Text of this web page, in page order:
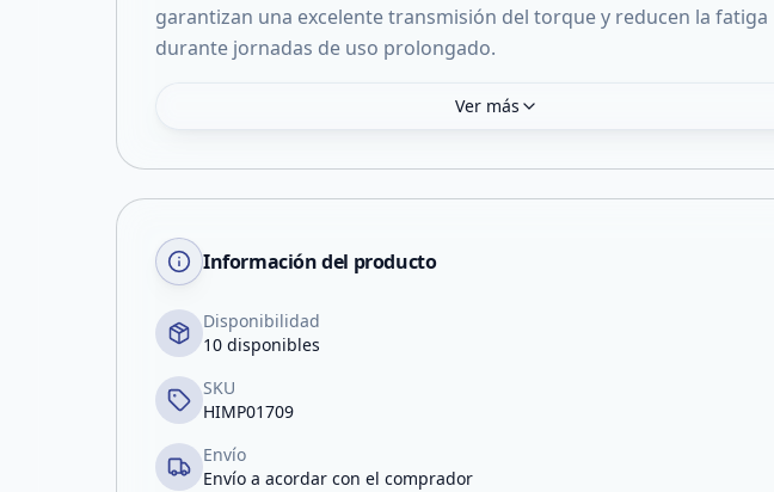
garantizan una excelente transmisión del torque y reducen la fatiga
durante jornadas de uso prolongado.
Ver más
Información del producto
Disponibilidad
10 disponibles
SKU
HIMP01709
Envío
Envío a acordar con el comprador